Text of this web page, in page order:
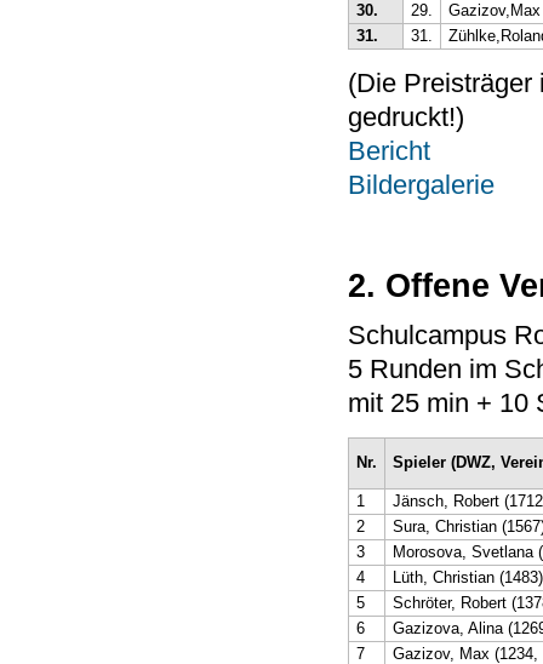
30.
29.
Gazizov,Max
31.
31.
(Die Preisträger
gedruckt!)
Bericht
Bildergalerie
2. Offene
Schulcampus
5 Runden im
mit 25 min + 10
Nr. Spieler (DWZ,
1
Jänsch, Robert
2
Sura, Christian
3
Morosova, Svetlana
4
Lüth, Christian (1483)
5
Schröter, Robert
6
Gazizova, Alina
7
Gazizov, Max